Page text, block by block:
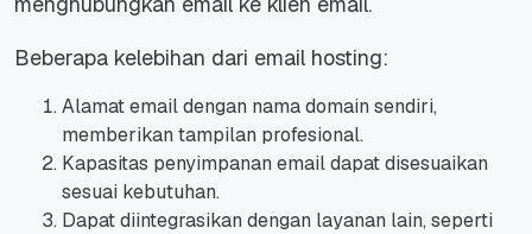
Beberapa kelebihan dari email hosting:
Alamat email dengan nama domain sendiri,
memberikan tampilan profesional.
Kapasitas penyimpanan email dapat disesuaikan
sesuai kebutuhan.
Dapat diintegrasikan dengan layanan lain, seperti